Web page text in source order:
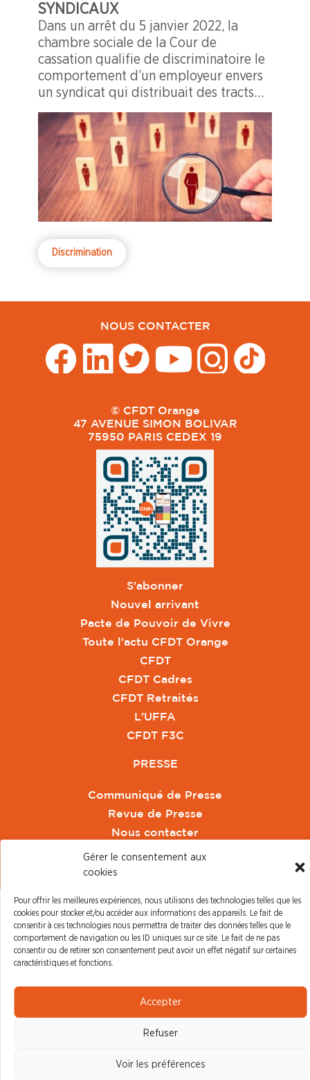
Gérer le consentement aux
cookies
Pour offrir les meilleures expériences, nous utilisons des technologies telles que les
cookies pour stocker et/ou accéder aux informations des appareils. Le fait de
consentir à ces technologies nous permettra de traiter des données telles que le
comportement de navigation ou les ID uniques sur ce site. Le fait de ne pas
consentir ou de retirer son consentement peut avoir un effet négatif sur certaines
caractéristiques et fonctions.
Accepter
Refuser
Voir les préférences
SYNDICAUX
Dans un arrêt du 5 janvier 2022, la
chambre sociale de la Cour de
cassation qualifie de discriminatoire le
comportement d’un employeur envers
un syndicat qui distribuait des tracts
dans l’entreprise
Discrimination
NOUS CONTACTER
© CFDT Orange
47 AVENUE SIMON BOLIVAR
75950 PARIS CEDEX 19
S'abonner
Nouvel arrivant
Pacte de Pouvoir de Vivre
Toute l'actu CFDT Orange
CFDT
CFDT Cadres
CFDT Retraités
L'UFFA
CFDT F3C
PRESSE
Communiqué de Presse
Revue de Presse
Nous contacter
© CFDT Orange |